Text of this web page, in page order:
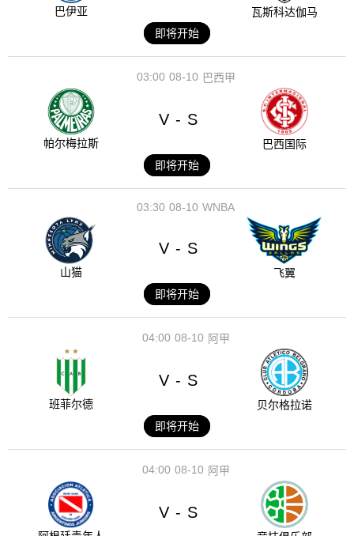
巴伊亚
瓦斯科达伽马
即将开始
08-10
03:00 巴西甲
帕尔梅拉斯
V - S
巴西国际
即将开始
08-10
03:30 WNBA
山猫
V - S
飞翼
即将开始
08-10
04:00 阿甲
班菲尔德
V - S
贝尔格拉诺
即将开始
08-10
04:00 阿甲
V - S